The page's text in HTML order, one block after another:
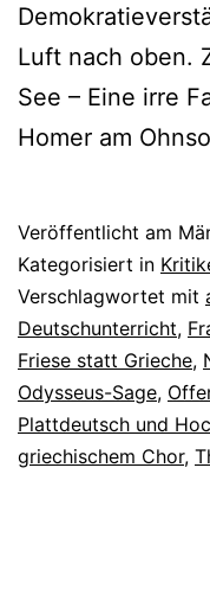
Luft nach oben.
See – Eine irre
Homer am
Veröffentlicht am
Kategorisiert in
Verschlagwortet mit
Deutschunterricht,
Friese statt Grieche,
Odysseus-Sage,
Plattdeutsch und
griechischem Chor,